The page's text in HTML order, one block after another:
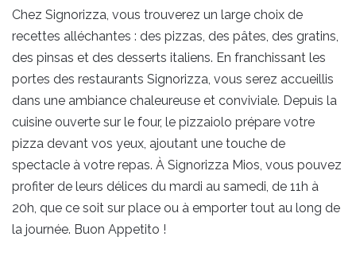
Chez Signorizza, vous trouverez un large choix de
recettes alléchantes : des pizzas, des pâtes, des gratins,
des pinsas et des desserts italiens. En franchissant les
portes des restaurants Signorizza, vous serez accueillis
dans une ambiance chaleureuse et conviviale. Depuis la
cuisine ouverte sur le four, le pizzaiolo prépare votre
pizza devant vos yeux, ajoutant une touche de
spectacle à votre repas. À Signorizza Mios, vous pouvez
profiter de leurs délices du mardi au samedi, de 11h à
20h, que ce soit sur place ou à emporter tout au long de
la journée. Buon Appetito !